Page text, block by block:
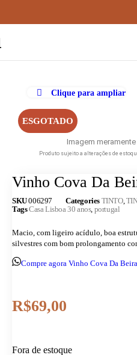
ESGOTADO
Clique para ampliar
Imagem
Produto sujeito a alterações de
Vinho Cova Da
SKU006297 Categories TINTO,
TagsCasa Lisboa 30 anos, portugal
Macio, com ligeiro acídulo, boa
silvestres com bom prolongamento
Compre agora Vinho Cova Da
R$69,00
Fora de estoque